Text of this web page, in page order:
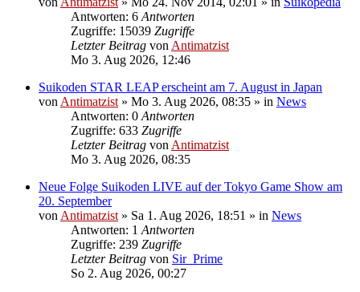
Antworten: 6 Antworten
Zugriffe: 15039 Zugriffe
Letzter Beitrag von Antimatzist
Mo 3. Aug 2026, 12:46
Suikoden STAR LEAP erscheint am 7. August in Japan
von Antimatzist » Mo 3. Aug 2026, 08:35 » in News
Antworten: 0 Antworten
Zugriffe: 633 Zugriffe
Letzter Beitrag von Antimatzist
Mo 3. Aug 2026, 08:35
Neue Folge Suikoden LIVE auf der Tokyo Game Show am
20. September
von Antimatzist » Sa 1. Aug 2026, 18:51 » in News
Antworten: 1 Antworten
Zugriffe: 239 Zugriffe
Letzter Beitrag von Sir_Prime
So 2. Aug 2026, 00:27